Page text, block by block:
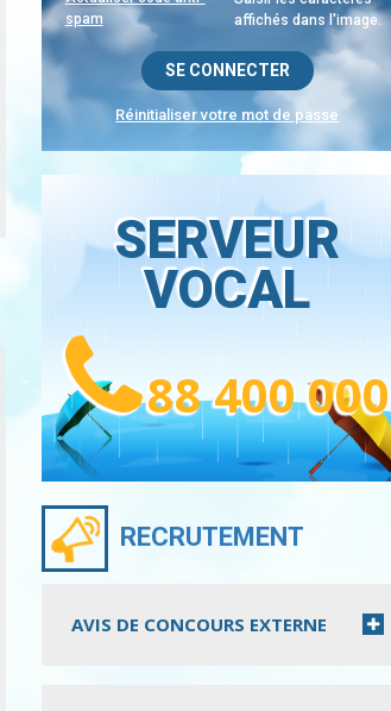
affichés dans l'image.
spam
Réinitialiser votre mot de passe
SERVEUR
VOCAL
88 400 000
RECRUTEMENT
AVIS DE CONCOURS EXTERNE